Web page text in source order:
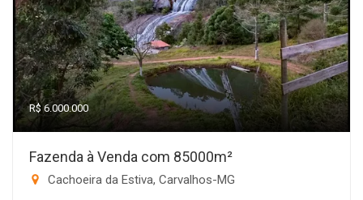
R$ 6.000.000
Fazenda à Venda com 85000m²
Cachoeira da Estiva, Carvalhos-MG